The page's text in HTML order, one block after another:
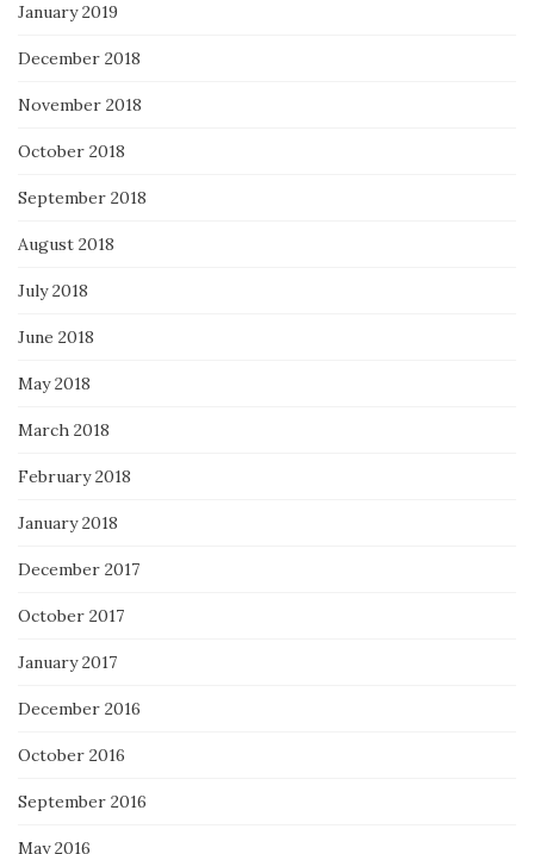
January 2019
December 2018
November 2018
October 2018
September 2018
August 2018
July 2018
June 2018
May 2018
March 2018
February 2018
January 2018
December 2017
October 2017
January 2017
December 2016
October 2016
September 2016
May 2016